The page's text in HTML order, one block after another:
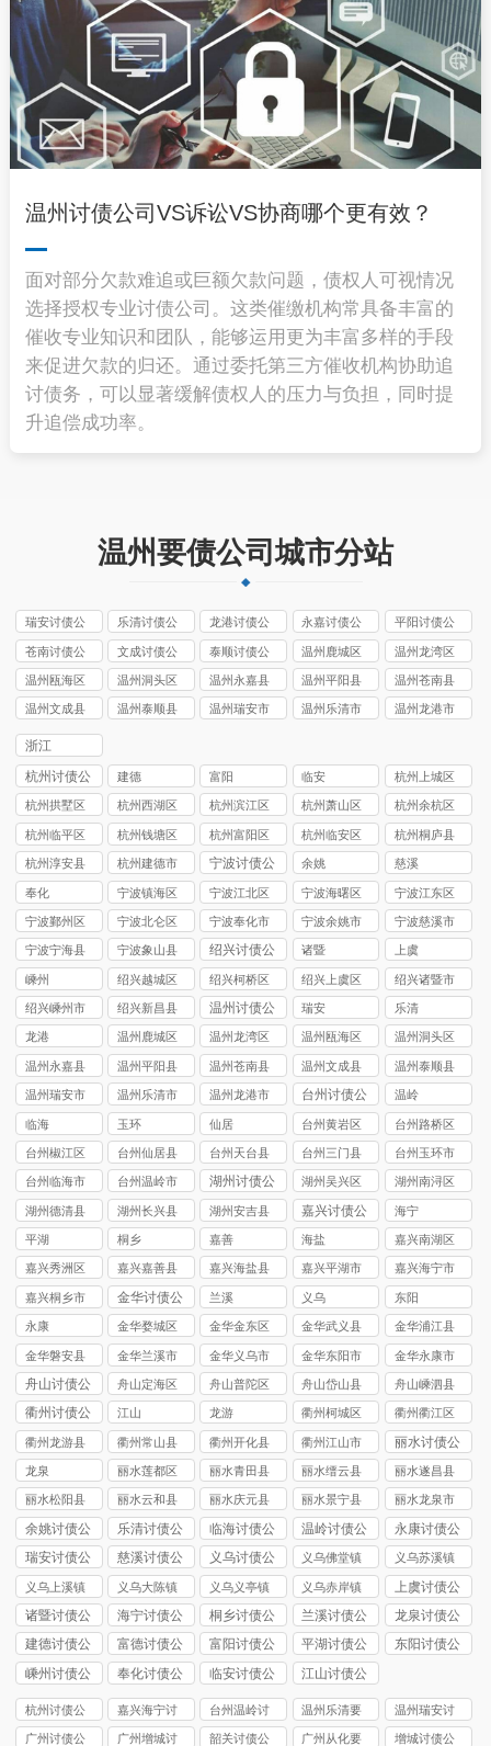
温州讨债公司VS诉讼VS协商哪个更有效？
面对部分欠款难追或巨额欠款问题，债权人可视情况
选择授权专业讨债公司。这类催缴机构常具备丰富的
催收专业知识和团队，能够运用更为丰富多样的手段
来促进欠款的归还。通过委托第三方催收机构协助追
讨债务，可以显著缓解债权人的压力与负担，同时提
升追偿成功率。
温州要债公司城市分站
瑞安讨债公
司
乐清讨债公
司
龙港讨债公
司
永嘉讨债公
司
平阳讨债公
司
苍南讨债公
司
文成讨债公
司
泰顺讨债公
司
温州鹿城区
讨债公司
温州龙湾区
讨债公司
温州瓯海区
讨债公司
温州洞头区
讨债公司
温州永嘉县
讨债公司
温州平阳县
讨债公司
温州苍南县
讨债公司
温州文成县
讨债公司
温州泰顺县
温州瑞安市
温州乐清市
温州龙港市
浙江
杭州讨债公
司
建德 富阳 临安
杭州上城区
讨债公司
杭州拱墅区
讨债公司
杭州西湖区
讨债公司
杭州滨江区
讨债公司
杭州萧山区
讨债公司
杭州余杭区
讨债公司
杭州临平区
讨债公司
杭州钱塘区
讨债公司
杭州富阳区
讨债公司
杭州临安区
讨债公司
杭州桐庐县
讨债公司
杭州淳安县
讨债公司
杭州建德市
讨债公司
宁波讨债公
司
余姚 慈溪
奉化
宁波镇海区
讨债公司
宁波江北区
讨债公司
宁波海曙区
讨债公司
宁波江东区
讨债公司
宁波鄞州区
讨债公司
宁波北仑区
讨债公司
宁波奉化市
讨债公司
宁波余姚市
讨债公司
宁波慈溪市
讨债公司
宁波宁海县
讨债公司
宁波象山县
讨债公司
绍兴讨债公
司
诸暨 上虞
嵊州
绍兴越城区
讨债公司
绍兴柯桥区
讨债公司
绍兴上虞区
讨债公司
绍兴诸暨市
讨债公司
绍兴嵊州市
讨债公司
绍兴新昌县
讨债公司
温州讨债公
司
瑞安 乐清
龙港
温州鹿城区
讨债公司
温州龙湾区
讨债公司
温州瓯海区
讨债公司
温州洞头区
讨债公司
温州永嘉县
讨债公司
温州平阳县
讨债公司
温州苍南县
讨债公司
温州文成县
讨债公司
温州泰顺县
讨债公司
温州瑞安市
讨债公司
温州乐清市
讨债公司
温州龙港市
讨债公司
台州讨债公
司
温岭
临海 玉环 仙居
台州黄岩区
讨债公司
台州路桥区
讨债公司
台州椒江区
讨债公司
台州仙居县
讨债公司
台州天台县
讨债公司
台州三门县
讨债公司
台州玉环市
讨债公司
台州临海市
讨债公司
台州温岭市
讨债公司
湖州讨债公
司
湖州吴兴区
讨债公司
湖州南浔区
讨债公司
湖州德清县
讨债公司
湖州长兴县
讨债公司
湖州安吉县
讨债公司
嘉兴讨债公
司
海宁
平湖 桐乡 嘉善 海盐
嘉兴南湖区
讨债公司
嘉兴秀洲区
讨债公司
嘉兴嘉善县
讨债公司
嘉兴海盐县
讨债公司
嘉兴平湖市
讨债公司
嘉兴海宁市
讨债公司
嘉兴桐乡市
讨债公司
金华讨债公
司
兰溪 义乌 东阳
永康
金华婺城区
讨债公司
金华金东区
讨债公司
金华武义县
讨债公司
金华浦江县
讨债公司
金华磐安县
讨债公司
金华兰溪市
讨债公司
金华义乌市
讨债公司
金华东阳市
讨债公司
金华永康市
讨债公司
舟山讨债公
司
舟山定海区
讨债公司
舟山普陀区
讨债公司
舟山岱山县
讨债公司
舟山嵊泗县
讨债公司
衢州讨债公
司
江山 龙游
衢州柯城区
讨债公司
衢州衢江区
讨债公司
衢州龙游县
讨债公司
衢州常山县
讨债公司
衢州开化县
讨债公司
衢州江山市
讨债公司
丽水讨债公
司
龙泉
丽水莲都区
讨债公司
丽水青田县
讨债公司
丽水缙云县
讨债公司
丽水遂昌县
讨债公司
丽水松阳县
讨债公司
丽水云和县
讨债公司
丽水庆元县
讨债公司
丽水景宁县
讨债公司
丽水龙泉市
讨债公司
余姚讨债公
司
乐清讨债公
司
临海讨债公
司
温岭讨债公
司
永康讨债公
司
瑞安讨债公
司
慈溪讨债公
司
义乌讨债公
司
义乌佛堂镇
讨债公司
义乌苏溪镇
讨债公司
义乌上溪镇
讨债公司
义乌大陈镇
讨债公司
义乌义亭镇
讨债公司
义乌赤岸镇
讨债公司
上虞讨债公
司
诸暨讨债公
司
海宁讨债公
司
桐乡讨债公
司
兰溪讨债公
司
龙泉讨债公
司
建德讨债公
司
富德讨债公
司
富阳讨债公
司
平湖讨债公
司
东阳讨债公
嵊州讨债公
司
奉化讨债公
司
临安讨债公
司
江山讨债公
司
杭州讨债公
司
嘉兴海宁讨
债要账
台州温岭讨
债公司
温州乐清要
债公司
温州瑞安讨
债公司
广州讨债公 广州增城讨 韶关讨债公 广州从化要 增城讨债公